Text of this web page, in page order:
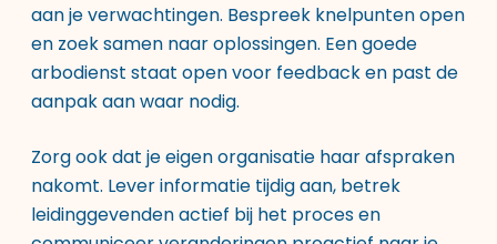
aan je verwachtingen. Bespreek knelpunten open
en zoek samen naar oplossingen. Een goede
arbodienst staat open voor feedback en past de
aanpak aan waar nodig.
Zorg ook dat je eigen organisatie haar afspraken
nakomt. Lever informatie tijdig aan, betrek
leidinggevenden actief bij het proces en